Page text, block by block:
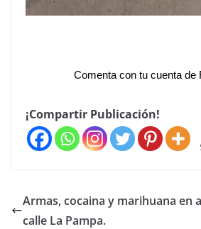
Comenta con tu cuenta de
¡Compartir Publicación!
Armas, cocaina y marihuana en
calle La Pampa.